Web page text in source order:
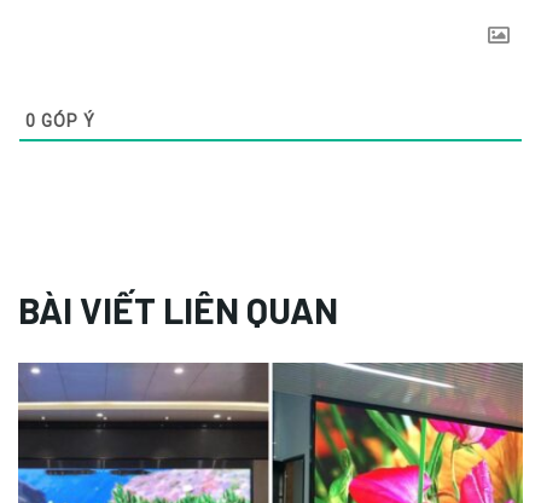
0 GÓP Ý
BÀI VIẾT LIÊN QUAN